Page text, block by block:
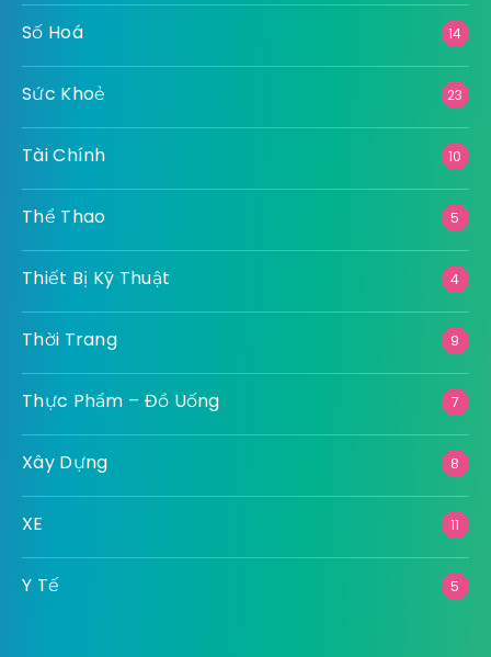
Ngoại Thất 11
Nội Thất 42
Nông Nghiệp 1
Pháp Luật 10
Số Hoá 14
Sức Khoẻ 23
Tài Chính 10
Thể Thao 5
Thiết Bị Kỹ Thuật 4
Thời Trang 9